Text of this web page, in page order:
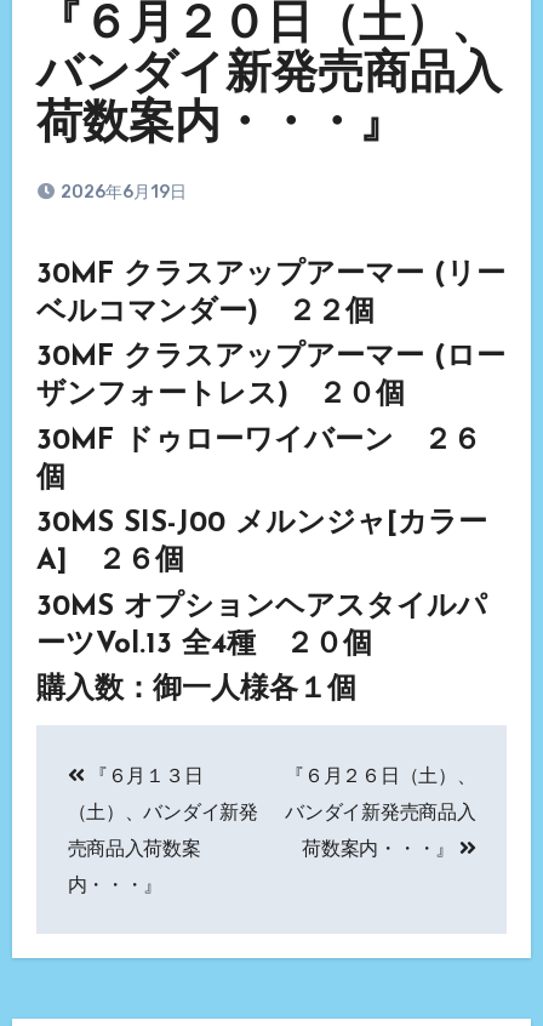
『６月２０日（土）、
バンダイ新発売商品入
荷数案内・・・』
2026年6月19日
30MF クラスアップアーマー (リー
ベルコマンダー) ２２個
30MF クラスアップアーマー (ロー
ザンフォートレス) ２０個
30MF ドゥローワイバーン ２６
個
30MS SIS-J00 メルンジャ[カラー
A] ２６個
30MS オプションヘアスタイルパ
ーツVol.13 全4種 ２０個
購入数：御一人様各１個
ナ
ビ
ゲ
『６月１３日
（土）、バンダイ新発
売商品入荷数案
内・・・』
『６月２６日（土）、
バンダイ新発売商品入
荷数案内・・・』